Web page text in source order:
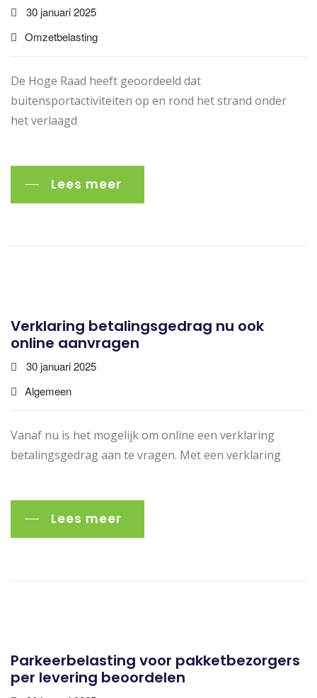
30 januari 2025
Omzetbelasting
De Hoge Raad heeft geoordeeld dat
buitensportactiviteiten op en rond het strand onder
het verlaagd
Lees meer
Verklaring betalingsgedrag nu ook
online aanvragen
30 januari 2025
Algemeen
Vanaf nu is het mogelijk om online een verklaring
betalingsgedrag aan te vragen. Met een verklaring
Lees meer
Parkeerbelasting voor pakketbezorgers
per levering beoordelen